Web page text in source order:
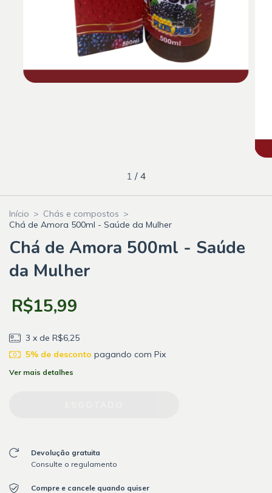
1 /4
Início > Chás e compostos >
Chá de Amora 500ml - Saúde da Mulher
Chá de Amora 500ml - Saúde
da Mulher
R$15,99
3 x de R$6,25
5% de desconto pagando com Pix
Ver mais detalhes
Devolução gratuita
Consulte o regulamento
Compre e cancele quando quiser